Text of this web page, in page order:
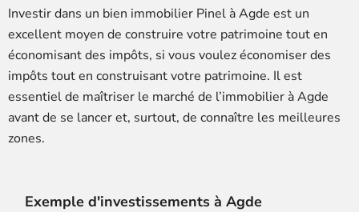
Investir dans un bien immobilier Pinel à Agde est un
excellent moyen de construire votre patrimoine tout en
économisant des impôts, si vous voulez économiser des
impôts tout en construisant votre patrimoine. Il est
essentiel de maîtriser le marché de l’immobilier à Agde
avant de se lancer et, surtout, de connaître les meilleures
zones.
Exemple d'investissements à Agde